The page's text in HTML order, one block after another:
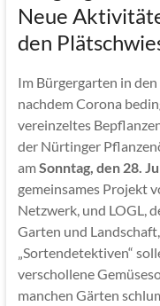
Neue
den
Im Bürgergarten in
nachdem Corona
vereinzeltes
der Nürtinger
amSonntag, den 28.
gemeinsames Projekt
Netzwerk, und LOGL,
Garten und
„Sortendetektiven“
verschollene
manchen Gärten